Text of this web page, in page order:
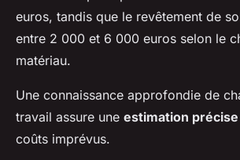
euros, tandis que le revêtement de
entre 2 000 et 6 000 euros selon le
matériau.
Une connaissance approfondie de
travail assure une estimation précise
coûts imprévus.